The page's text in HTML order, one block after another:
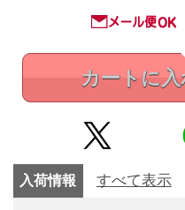
カートに入
入荷情報 すべて表示